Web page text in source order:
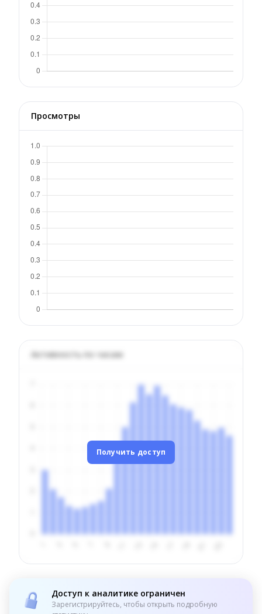
Просмотры
Активность по часам
Получить доступ
Доступ к аналитике ограничен
Зарегистрируйтесь, чтобы открыть подробную